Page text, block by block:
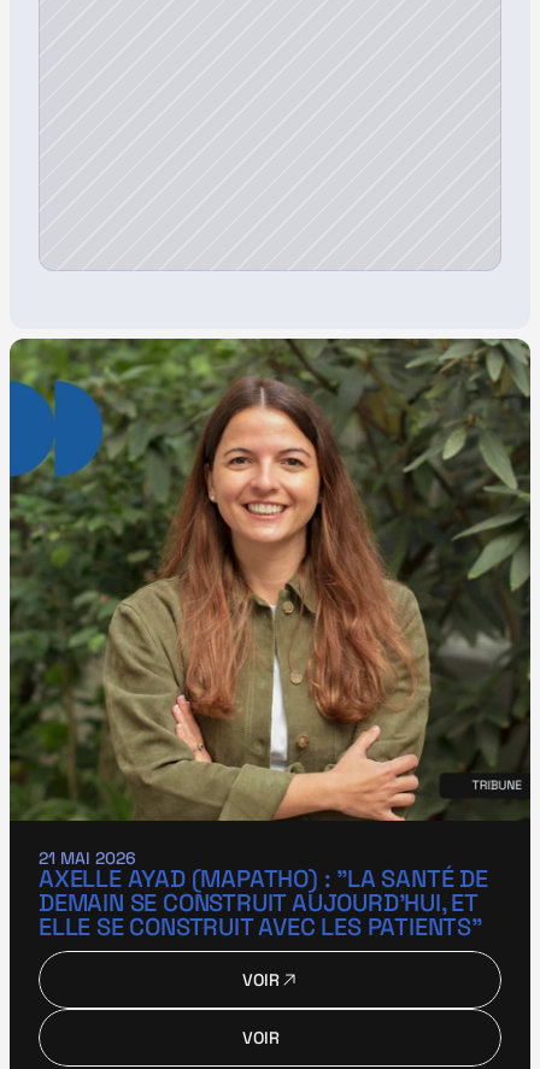
21 MAI 2026
AXELLE AYAD (MAPATHO) : "LA SANTÉ DE
DEMAIN SE CONSTRUIT AUJOURD’HUI, ET
ELLE SE CONSTRUIT AVEC LES PATIENTS"
VOIR
VOIR